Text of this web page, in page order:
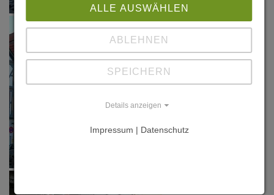
ALLE AUSWÄHLEN
ABLEHNEN
SPEICHERN
Details anzeigen
Impressum | Datenschutz